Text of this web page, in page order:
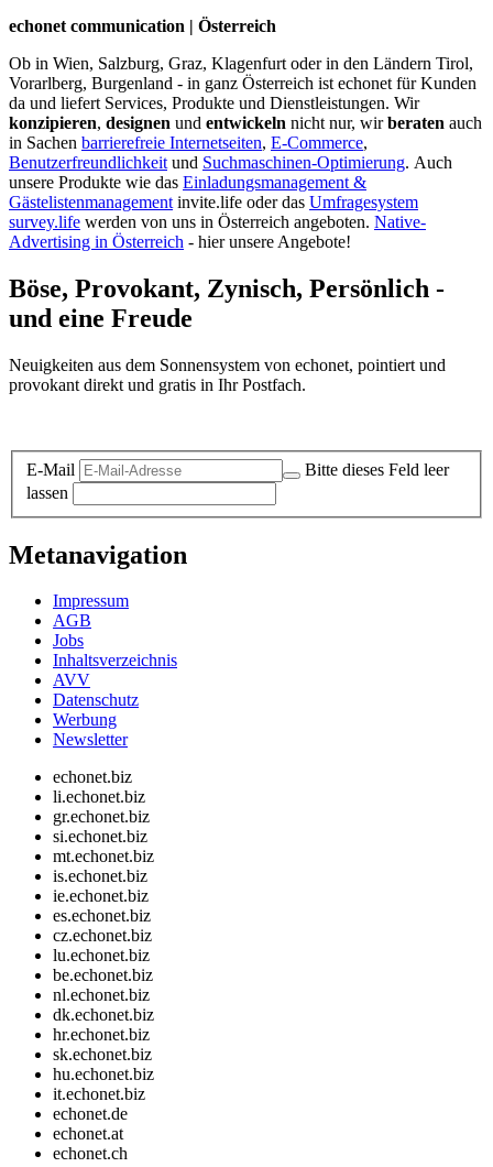
echonet communication | Österreich
Ob in Wien, Salzburg, Graz, Klagenfurt oder in den Ländern Tirol,
Vorarlberg, Burgenland - in ganz Österreich ist echonet für Kunden
da und liefert Services, Produkte und Dienstleistungen. Wir
konzipieren, designen und entwickeln nicht nur, wirberaten auch
in Sachen barrierefreie Internetseiten, E-Commerce,
Benutzerfreundlichkeit und Suchmaschinen-Optimierung. Auch
unsere Produkte wie das Einladungsmanagement &
Gästelistenmanagement invite.life oder das Umfragesystem
survey.life werden von uns in Österreich angeboten. Native-
Advertising in Österreich - hier unsere Angebote!
Böse, Provokant, Zynisch, Persönlich -
und eine Freude
Neuigkeiten aus dem Sonnensystem von echonet, pointiert und
provokant direkt und gratis in Ihr Postfach.
E-Mail
Bitte dieses Feld leer
lassen
Metanavigation
Impressum
AGB
Jobs
Inhaltsverzeichnis
AVV
Datenschutz
Werbung
Newsletter
echonet.biz
li.echonet.biz
gr.echonet.biz
si.echonet.biz
mt.echonet.biz
is.echonet.biz
ie.echonet.biz
es.echonet.biz
cz.echonet.biz
lu.echonet.biz
be.echonet.biz
nl.echonet.biz
dk.echonet.biz
hr.echonet.biz
sk.echonet.biz
hu.echonet.biz
it.echonet.biz
echonet.de
echonet.at
echonet.ch